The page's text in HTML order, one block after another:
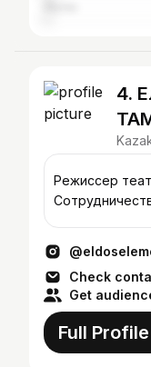
4.
Режиссер
Check
Get
Full